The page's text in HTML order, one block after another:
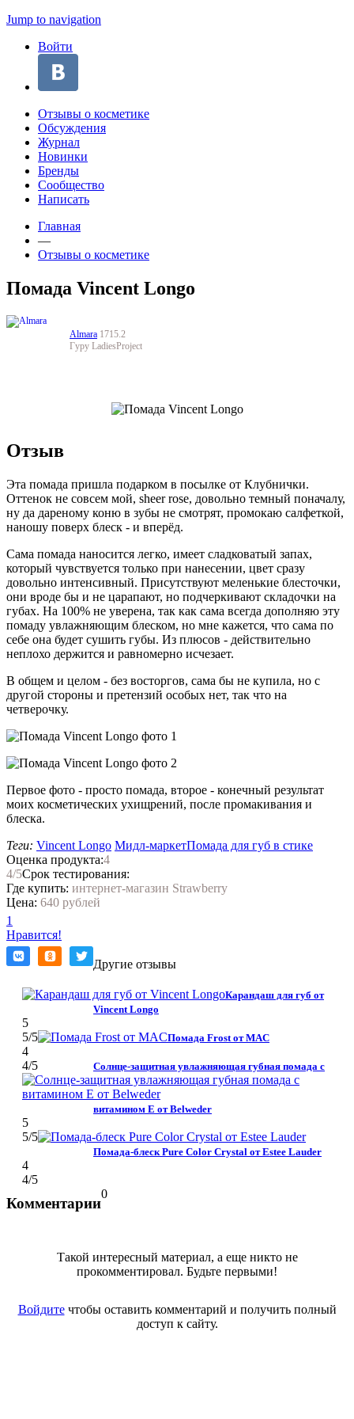
Jump to navigation
Войти
Отзывы о косметике
Обсуждения
Журнал
Новинки
Бренды
Сообщество
Написать
Главная
—
Отзывы о косметике
Помада Vincent Longo
Almara 1715.2
Гуру LadiesProject
Отзыв
Эта помада пришла подарком в посылке от Клубнички.
Оттенок не совсем мой, sheer rose, довольно темный поначалу,
ну да дареному коню в зубы не смотрят, промокаю салфеткой,
наношу поверх блеск - и вперёд.
Сама помада наносится легко, имеет сладковатый запах,
который чувствуется только при нанесении, цвет сразу
довольно интенсивный. Присутствуют меленькие блесточки,
они вроде бы и не царапают, но подчеркивают складочки на
губах. На 100% не уверена, так как сама всегда дополняю эту
помаду увлажняющим блеском, но мне кажется, что сама по
себе она будет сушить губы. Из плюсов - действительно
неплохо держится и равномерно исчезает.
В общем и целом - без восторгов, сама бы не купила, но с
другой стороны и претензий особых нет, так что на
четверочку.
Первое фото - просто помада, второе - конечный результат
моих косметических ухищрений, после промакивания и
блеска.
Теги: Vincent Longo Мидл-маркетПомада для губ в стике
Оценка продукта:4
4/5Срок тестирования:
Где купить: интернет-магазин Strawberry
Цена: 640 рублей
1
Нравится!
Другие отзывы
Карандаш для губ от
Vincent Longo
5
5/5 Помада Frost от MAC
4
4/5 Солнце-защитная увлажняющая губная помада с
витамином Е от Belweder
5
5/5
Помада-блеск Pure Color Crystal от Estee Lauder
4
4/5
Комментарии
0
Такой интересный материал, а еще никто не
прокомментировал. Будьте первыми!
Войдитечтобы оставить комментарий и получить полный
доступ к сайту.